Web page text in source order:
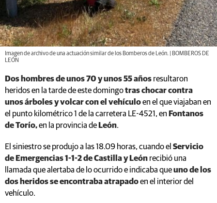
Imagen de archivo de una actuación similar de los Bomberos de León. | BOMBEROS DE
LEÓN
Dos hombres de unos 70 y unos 55 años resultaron
heridos en la tarde de este domingotras chocar contra
unos árboles y volcar con el vehículoen el que viajaban en
el punto kilométrico 1 de la carretera LE-4521, en Fontanos
de Torío,en la provincia de León.
El siniestro se produjo a las 18.09 horas, cuando el Servicio
de Emergencias 1-1-2 de Castilla y León recibió una
llamada que alertaba de lo ocurrido e indicaba queuno de los
dos heridos se encontraba atrapadoen el interior del
vehículo.